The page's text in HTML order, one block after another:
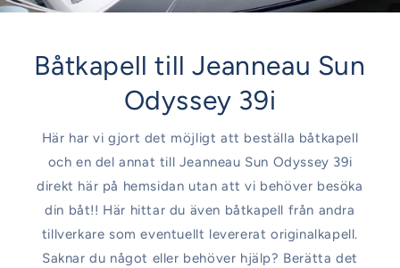
Båtkapell till Jeanneau Sun
Odyssey 39i
Här har vi gjort det möjligt att beställa båtkapell
och en del annat till Jeanneau Sun Odyssey 39i
direkt här på hemsidan utan att vi behöver besöka
din båt!! Här hittar du även båtkapell från andra
tillverkare som eventuellt levererat originalkapell.
Saknar du något eller behöver hjälp? Berätta det